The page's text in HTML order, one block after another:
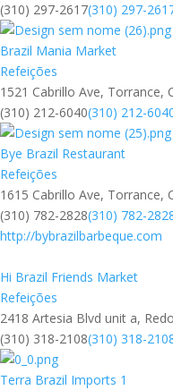
(310) 297-2617(310) 297-
Brazil Mania Market
Refeições
1521 Cabrillo Ave, Torrance,
(310) 212-6040(310) 212-
Bye Brazil Restaurant
Refeições
1615 Cabrillo Ave, Torrance,
(310) 782-2828(310) 782-
http://bybrazilbarbeque.com
Hi Brazil Friends Market
Refeições
2418 Artesia Blvd unit a,
(310) 318-2108(310) 318-
Terra Brazil Imports 1